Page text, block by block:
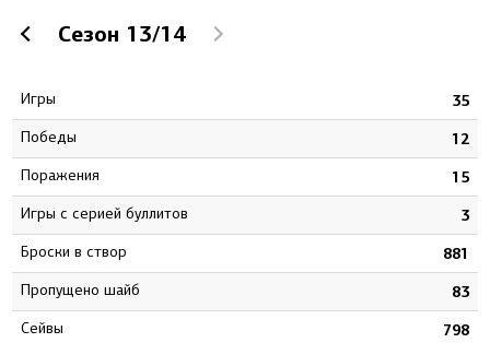
Сезон 13/14
Игры 35
Победы 12
Поражения 15
Игры с серией буллитов 3
Броски в створ 881
Пропущено шайб 83
Сейвы 798